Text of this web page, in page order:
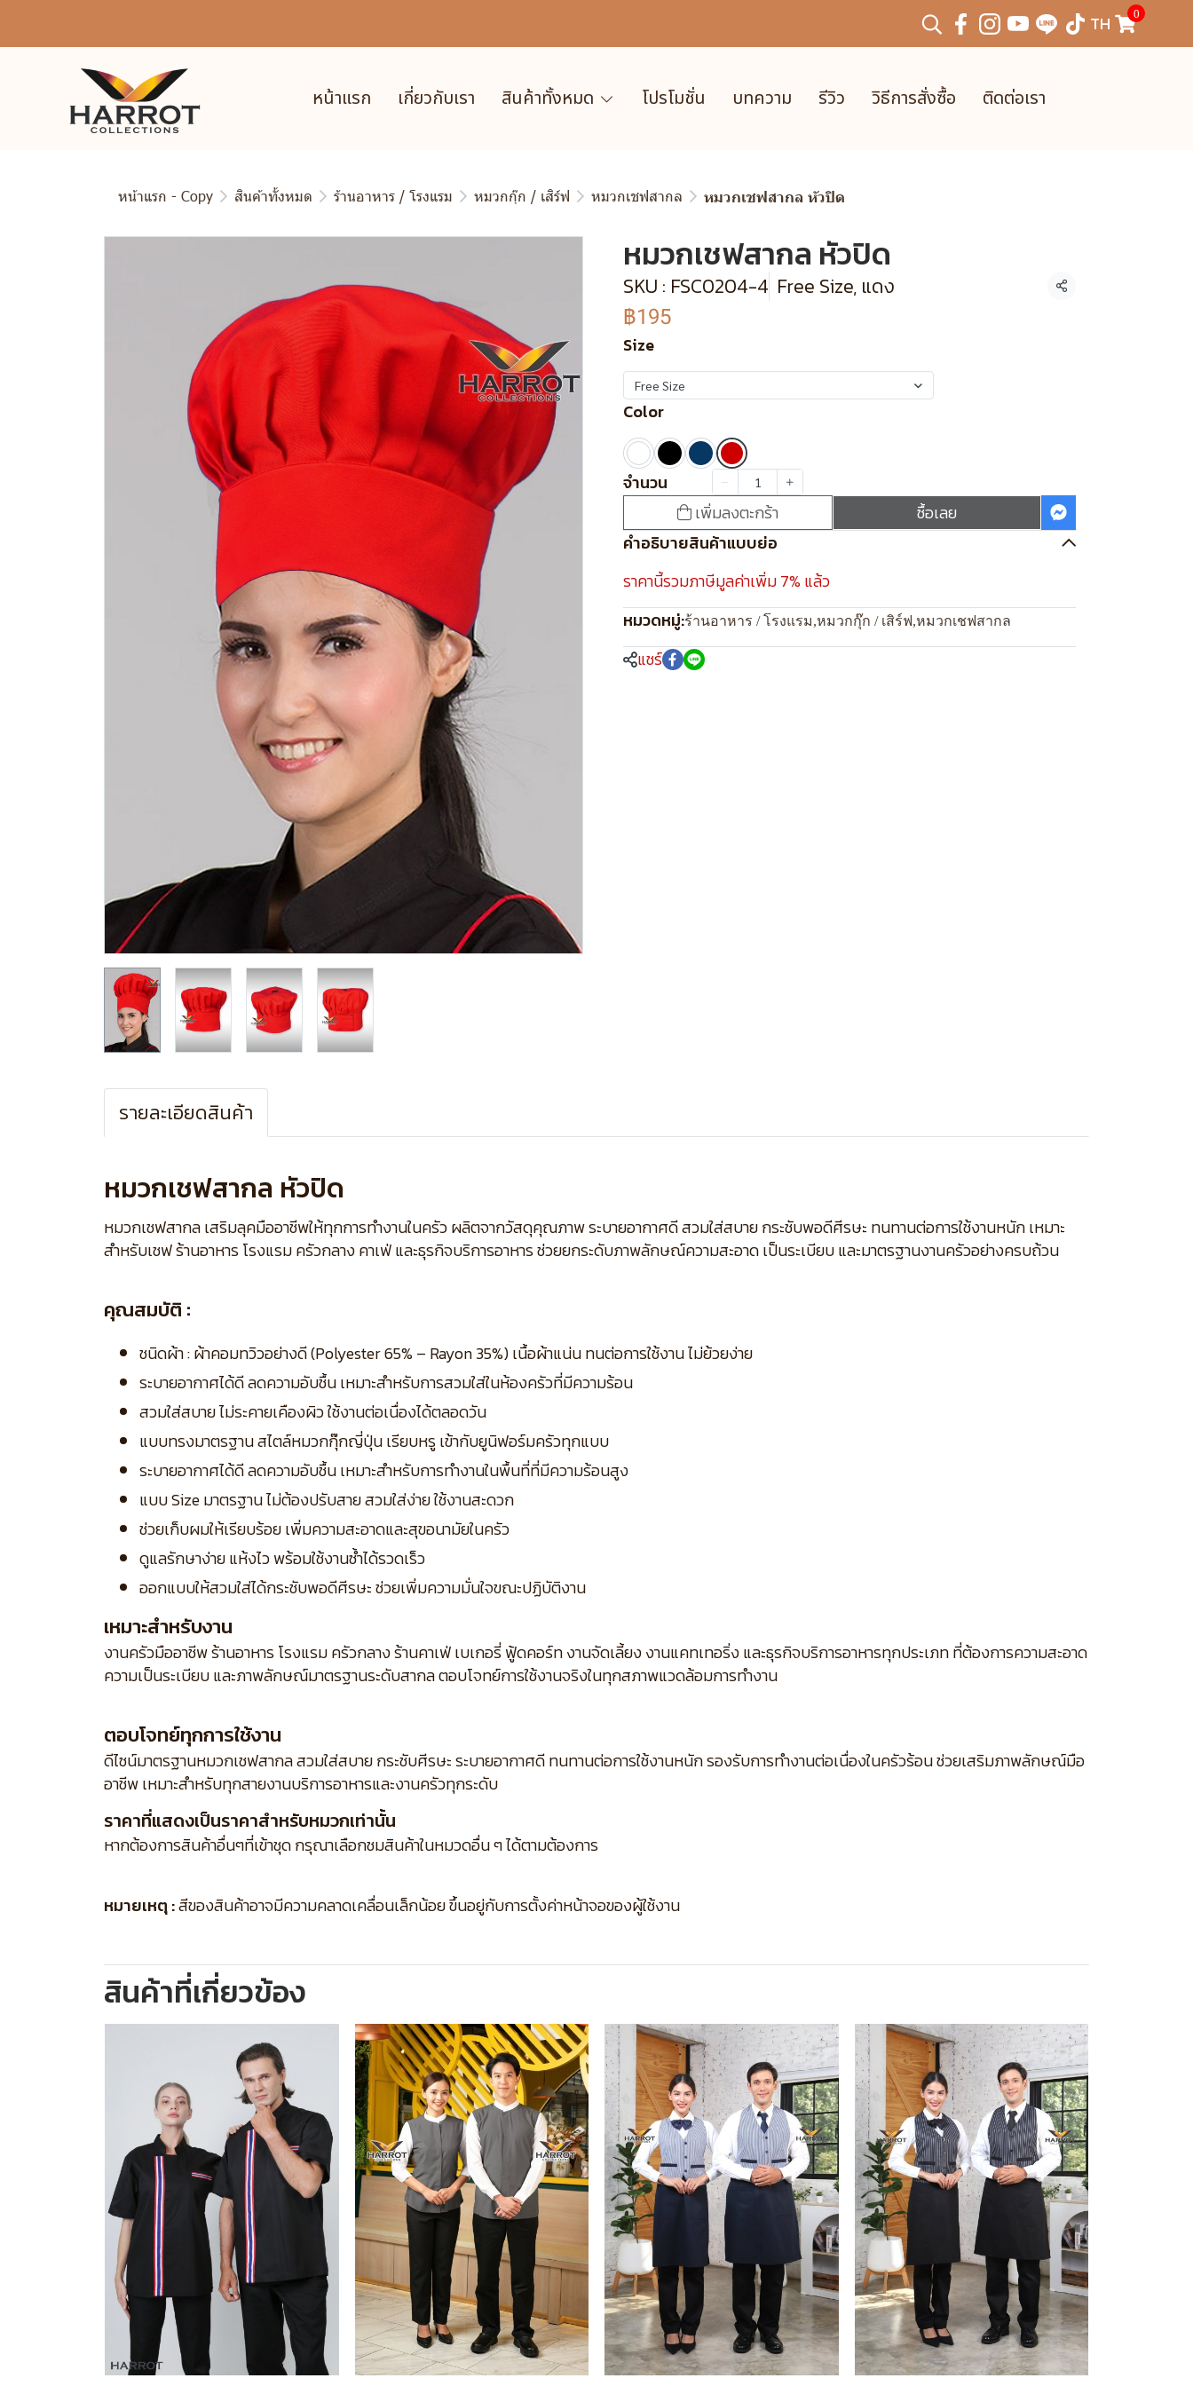
TH 0
หน้าแรก เกี่ยวกับเรา สินค้าทั้งหมด โปรโมชั่น บทความ รีวิว วิธีการสั่งซื้อ ติดต่อเรา
หน้าแรก - Copy สินค้าทั้งหมด ร้านอาหาร / โรงแรม หมวกกุ๊ก / เสิร์ฟ หมวกเชฟสากล หมวกเชฟสากล หัวปิด
หมวกเชฟสากล หัวปิด
SKU : FSC0204-4 Free Size, แดง แชร์
฿195
Size
Free Size
Color
จำนวน
เพิ่มลงตะกร้า
ซื้อเลย
คำอธิบายสินค้าแบบย่อ
ราคานี้รวมภาษีมูลค่าเพิ่ม 7% แล้ว
หมวดหมู่:ร้านอาหาร / โรงแรม,หมวกกุ๊ก / เสิร์ฟ,หมวกเชฟสากล
แชร์
รายละเอียดสินค้า
หมวกเชฟสากล หัวปิด
หมวกเชฟสากล เสริมลุคมืออาชีพให้ทุกการทำงานในครัว ผลิตจากวัสดุคุณภาพ ระบายอากาศดี สวมใส่สบาย กระชับพอดีศีรษะ ทนทานต่อการใช้งานหนัก เหมาะ
สำหรับเชฟ ร้านอาหาร โรงแรม ครัวกลาง คาเฟ่ และธุรกิจบริการอาหาร ช่วยยกระดับภาพลักษณ์ความสะอาด เป็นระเบียบ และมาตรฐานงานครัวอย่างครบถ้วน
คุณสมบัติ :
ชนิดผ้า : ผ้าคอมทวิวอย่างดี (Polyester 65% – Rayon 35%) เนื้อผ้าแน่น ทนต่อการใช้งาน ไม่ย้วยง่าย
ระบายอากาศได้ดี ลดความอับชื้น เหมาะสำหรับการสวมใส่ในห้องครัวที่มีความร้อน
สวมใส่สบาย ไม่ระคายเคืองผิว ใช้งานต่อเนื่องได้ตลอดวัน
แบบทรงมาตรฐาน สไตล์หมวกกุ๊กญี่ปุ่น เรียบหรู เข้ากับยูนิฟอร์มครัวทุกแบบ
ระบายอากาศได้ดี ลดความอับชื้น เหมาะสำหรับการทำงานในพื้นที่ที่มีความร้อนสูง
แบบ Size มาตรฐาน ไม่ต้องปรับสาย สวมใส่ง่าย ใช้งานสะดวก
ช่วยเก็บผมให้เรียบร้อย เพิ่มความสะอาดและสุขอนามัยในครัว
ดูแลรักษาง่าย แห้งไว พร้อมใช้งานซ้ำได้รวดเร็ว
ออกแบบให้สวมใส่ได้กระชับพอดีศีรษะ ช่วยเพิ่มความมั่นใจขณะปฏิบัติงาน
เหมาะสำหรับงาน
งานครัวมืออาชีพ ร้านอาหาร โรงแรม ครัวกลาง ร้านคาเฟ่ เบเกอรี่ ฟู้ดคอร์ท งานจัดเลี้ยง งานแคทเทอริ่ง และธุรกิจบริการอาหารทุกประเภท ที่ต้องการความสะอาด
ความเป็นระเบียบ และภาพลักษณ์มาตรฐานระดับสากล ตอบโจทย์การใช้งานจริงในทุกสภาพแวดล้อมการทำงาน
ตอบโจทย์ทุกการใช้งาน
ดีไซน์มาตรฐานหมวกเชฟสากล สวมใส่สบาย กระชับศีรษะ ระบายอากาศดี ทนทานต่อการใช้งานหนัก รองรับการทำงานต่อเนื่องในครัวร้อน ช่วยเสริมภาพลักษณ์มือ
อาชีพ เหมาะสำหรับทุกสายงานบริการอาหารและงานครัวทุกระดับ
ราคาที่แสดงเป็นราคาสำหรับหมวกเท่านั้น
หากต้องการสินค้าอื่นๆที่เข้าชุด กรุณาเลือกชมสินค้าในหมวดอื่น ๆ ได้ตามต้องการ
หมายเหตุ :สีของสินค้าอาจมีความคลาดเคลื่อนเล็กน้อย ขึ้นอยู่กับการตั้งค่าหน้าจอของผู้ใช้งาน
สินค้าที่เกี่ยวข้อง